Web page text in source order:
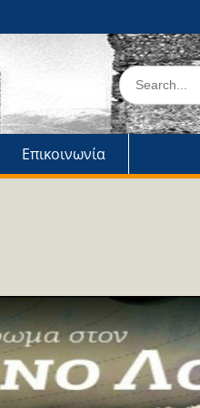
Search
for:
Επικοινωνία